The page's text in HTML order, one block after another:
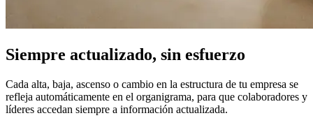
Siempre actualizado, sin esfuerzo
Cada alta, baja, ascenso o cambio en la estructura de tu empresa se
refleja automáticamente en el organigrama, para que colaboradores y
líderes accedan siempre a información actualizada.